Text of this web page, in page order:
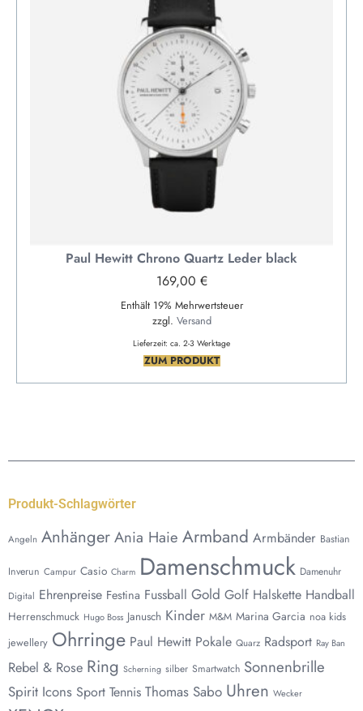
Paul Hewitt Chrono Quartz Leder black
169,00 €
Enthält 19% Mehrwertsteuer
zzgl. Versand
Lieferzeit: ca. 2-3 Werktage
ZUM PRODUKT
Produkt-Schlagwörter
Angeln AnhängerAnia Haie Armband Armbänder Bastian
Inverun Campur Casio Charm Damenschmuck Damenuhr
Digital Ehrenpreise Festina Fussball Gold Golf Halskette Handball
Herrenschmuck Hugo Boss Janusch Kinder M&M Marina Garcia noa kids
jewellery Ohrringe Paul Hewitt Pokale Quarz Radsport Ray Ban
Rebel & Rose Ring Scherning silber Smartwatch Sonnenbrille
Spirit Icons Sport Tennis Thomas Sabo Uhren Wecker